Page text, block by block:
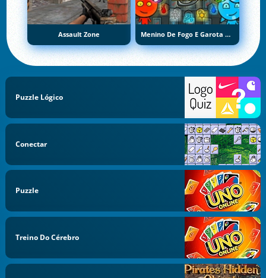
Assault Zone Menino De Fogo E Garota De Água 5: Elementos
Puzzle Lógico
Conectar
Puzzle
Treino Do Cérebro